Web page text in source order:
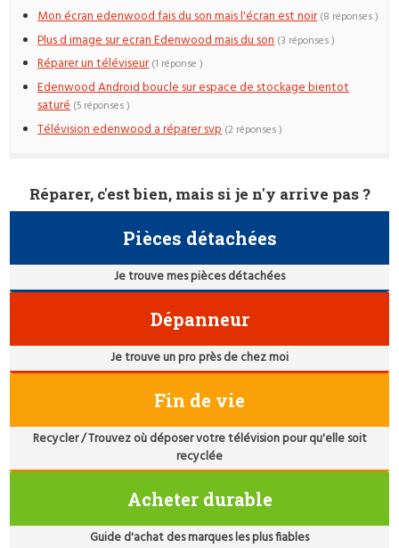
Mon écran edenwood fais du son mais l'écran est noir (8 réponses )
Plus d image sur ecran Edenwood mais du son (3 réponses )
Réparer un téléviseur (1 réponse )
Edenwood Android boucle sur espace de stockage bientot
saturé (5 réponses )
Télévision edenwood a réparer svp (2 réponses )
Réparer, c'est bien, mais si je n'y arrive pas ?
Pièces détachées
Je trouve mes pièces détachées
Dépanneur
Je trouve un pro près de chez moi
Fin de vie
Recycler / Trouvez où déposer votre télévision pour qu'elle soit
recyclée
Acheter durable
Guide d'achat des marques les plus fiables